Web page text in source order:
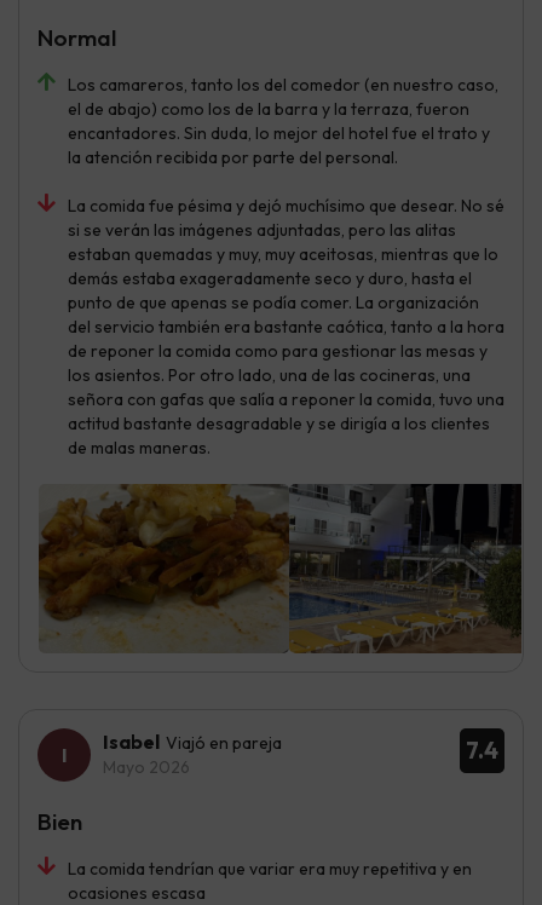
Los camareros, tanto los del comedor (en nuestro caso,
el de abajo) como los de la barra y la terraza, fueron
encantadores. Sin duda, lo mejor del hotel fue el trato y
la atención recibida por parte del personal.
La comida fue pésima y dejó muchísimo que desear. No sé
si se verán las imágenes adjuntadas, pero las alitas
estaban quemadas y muy, muy aceitosas, mientras que lo
demás estaba exageradamente seco y duro, hasta el
punto de que apenas se podía comer. La organización
del servicio también era bastante caótica, tanto a la hora
de reponer la comida como para gestionar las mesas y
los asientos. Por otro lado, una de las cocineras, una
señora con gafas que salía a reponer la comida, tuvo una
actitud bastante desagradable y se dirigía a los clientes
de malas maneras.
Normal
7.4
Isabel Viajó en pareja
Mayo 2026
La comida tendrían que variar era muy repetitiva y en
ocasiones escasa
Bien